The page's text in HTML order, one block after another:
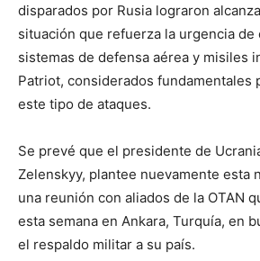
disparados por Rusia lograron
situación que refuerza la urgencia de
sistemas de defensa aérea y misiles
Patriot, considerados fundamentales
este tipo de ataques.
Se prevé que el presidente de
Zelenskyy, plantee nuevamente esta
una reunión con aliados de la OTAN
esta semana en Ankara, Turquía, en
el respaldo militar a su país.